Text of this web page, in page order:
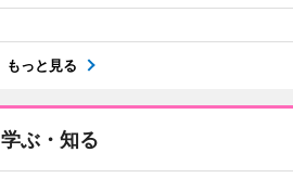
もっと見る
学ぶ・知る